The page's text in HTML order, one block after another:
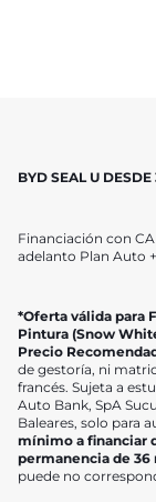
BYD SEAL U DESDE
Financiación con
adelanto Plan Auto +
*Oferta válida para
Pintura (Snow
Precio
de gestoría, ni
francés. Sujeta a
Auto Bank, SpA
Baleares, solo para
mínimo a financiar
permanencia de 36
puede no